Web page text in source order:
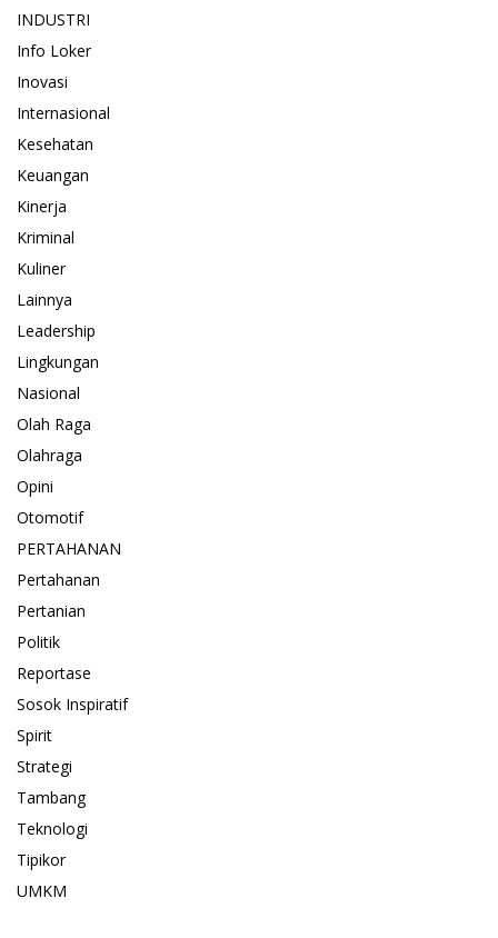
INDUSTRI
Info Loker
Inovasi
Internasional
Kesehatan
Keuangan
Kinerja
Kriminal
Kuliner
Lainnya
Leadership
Lingkungan
Nasional
Olah Raga
Olahraga
Opini
Otomotif
PERTAHANAN
Pertahanan
Pertanian
Politik
Reportase
Sosok Inspiratif
Spirit
Strategi
Tambang
Teknologi
Tipikor
UMKM